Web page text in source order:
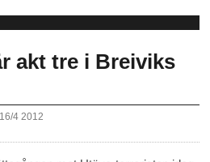
akt tre i Breiviks
4 2012